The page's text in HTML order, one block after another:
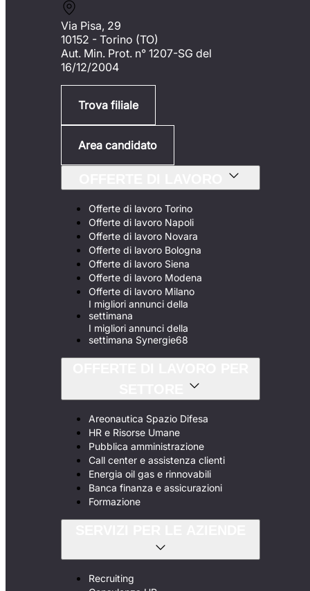
Via Pisa, 29
10152 - Torino (TO)
Aut. Min. Prot. n° 1207-SG del
16/12/2004
Trova filiale
Area candidato
Offerte di lavoro Torino
Offerte di lavoro Napoli
Offerte di lavoro Novara
Offerte di lavoro Bologna
Offerte di lavoro Siena
Offerte di lavoro Modena
Offerte di lavoro Milano
I migliori annunci della
settimana
I migliori annunci della
settimana Synergie68
Areonautica Spazio Difesa
HR e Risorse Umane
Pubblica amministrazione
Call center e assistenza clienti
Energia oil gas e rinnovabili
Banca finanza e assicurazioni
Formazione
Recruiting